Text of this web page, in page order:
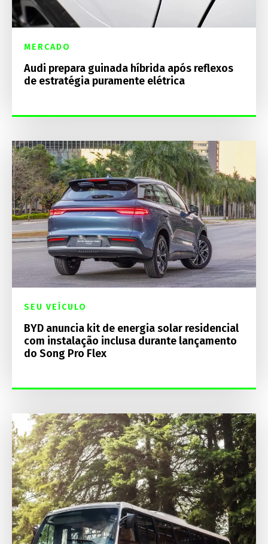
MERCADO
Audi prepara guinada híbrida após reflexos
de estratégia puramente elétrica
SEU VEÍCULO
BYD anuncia kit de energia solar residencial
com instalação inclusa durante lançamento
do Song Pro Flex